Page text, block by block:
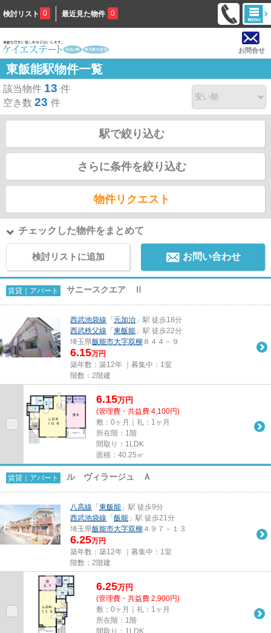
検討リスト 0 最近見た物件 0
お問合せ
東飯能駅物件一覧
該当物件 13 件
空き数 23 件
駅で絞り込む
さらに条件を絞り込む
物件リクエスト
チェックした物件をまとめて
検討リストに追加 お問い合わせ
賃貸｜アパート サニースクエア Ⅱ
西武池袋線 「 元加治 」駅 徒歩18分
西武秩父線 「 東飯能 」駅 徒歩22分
埼玉県飯能市大字双柳 ８４４－９
6.15万円
築年数：築12年 ｜募集中： 1室
階数：2階建
6.15万円
(管理費・共益費 4,100円)
敷：0ヶ月｜礼：1ヶ月
所在階：1階
間取り：1LDK
面積：40.25㎡
賃貸｜アパート ル ヴィラージュ Ａ
八高線 「 東飯能 」駅 徒歩9分
西武池袋線 「 飯能 」駅 徒歩21分
埼玉県飯能市大字双柳 ４９７－１３
6.25万円
築年数：築12年 ｜募集中： 1室
階数：2階建
6.25万円
(管理費・共益費 2,900円)
敷：0ヶ月｜礼：1ヶ月
所在階：1階
間取り：1LDK